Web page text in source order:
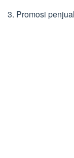
3. Promosi